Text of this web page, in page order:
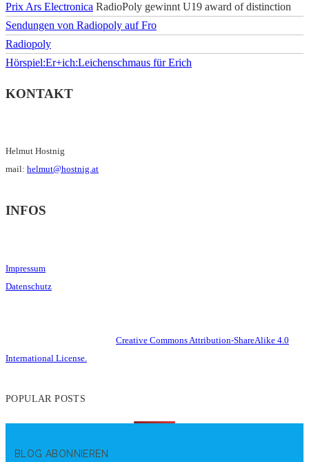
Prix Ars Electronica RadioPoly gewinnt U19 award of distinction
Sendungen von Radiopoly auf Fro
Radiopoly
Hörspiel:Er+ich:Leichenschmaus für Erich
KONTAKT
Helmut Hostnig
mail: helmut@hostnig.at
INFOS
Impressum
Datenschutz
Creative Commons Attribution-ShareAlike 4.0
International License.
POPULAR POSTS
BLOG ABONNIEREN